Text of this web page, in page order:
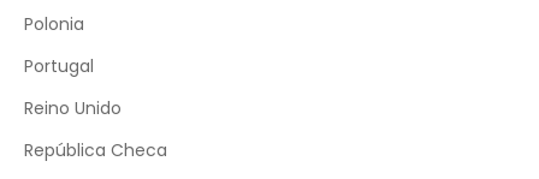
Polonia
Portugal
Reino Unido
República Checa